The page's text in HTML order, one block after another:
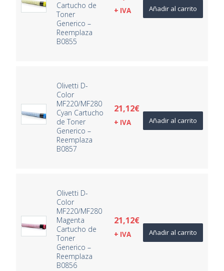
Cartucho de
Toner
Generico –
Reemplaza
B0855
+ IVA Añadir al carrito
Olivetti D-
Color
MF220/MF280
Cyan Cartucho
de Toner
Generico –
Reemplaza
B0857
21,12€
+ IVA Añadir al carrito
Olivetti D-
Color
MF220/MF280
Magenta
Cartucho de
Toner
Generico –
Reemplaza
B0856
21,12€
+ IVA Añadir al carrito